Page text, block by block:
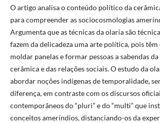
O artigo analisa o conteúdo político da
para compreender as sociocosmologias
Argumenta que as técnicas da olaria são
fazem da delicadeza uma arte política, pois
moldar panelas e formar pessoas a sabendas
cerâmica e das relações sociais. O estudo da
abordar noções indígenas de temporalidade,
diferença, em contraste com os discursos
contemporâneos do “pluri” e do “multi” que
conceitos ameríndios, distanciando-os da